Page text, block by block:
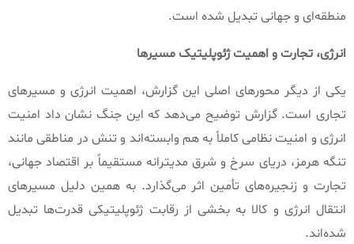
منطقه‌ای و جهانی تبدیل شده است.
انرژی، تجارتو اهمیتژئوپلیتیکمسیرها
یکی از دیگر محورهای اصلی این گزارش، اهمیت انرژی و مسیرهای
تجاری است.گزارش توضیح می‌دهد که این جنگ نشان داد امنیت
انرژی و امنیت نظامی کاملاً به هم وابسته‌اند و تنش در مناطقی مانند
تنگه هرمز، دریای سرخ و شرق مدیترانه مستقیماً بر اقتصاد جهانی،
تجارت و زنجیره‌های تأمین اثر می‌گذارد.به همین دلیل مسیرهای
انتقال انرژی و کالا به بخشی از رقابت ژئوپلیتیکی قدرت‌ها تبدیل
شده‌اند.